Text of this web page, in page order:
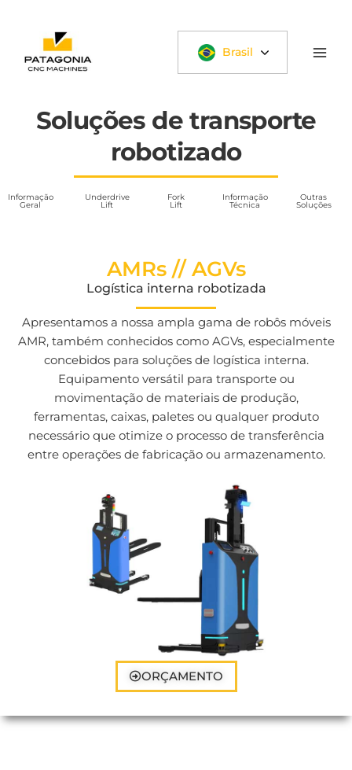
conteúdo
Brasil
Soluções de transporte
robotizado
Informação
Geral
Underdrive
Lift
Fork
Lift
Informação
Técnica
Outras
Soluções
AMRs // AGVs
Logística interna robotizada
Apresentamos a nossa ampla gama de robôs móveis
AMR, também conhecidos como AGVs, especialmente
concebidos para soluções de logística interna.
Equipamento versátil para transporte ou
movimentação de materiais de produção,
ferramentas, caixas, paletes ou qualquer produto
necessário que otimize o processo de transferência
entre operações de fabricação ou armazenamento.
ORÇAMENTO